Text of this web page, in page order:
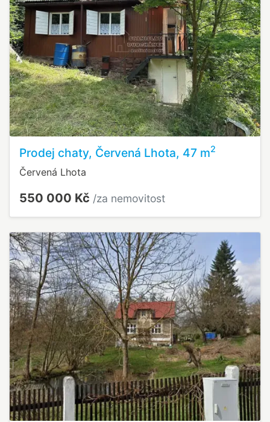
Prodej chaty, Červená Lhota, 47 m2
Červená Lhota
550 000 Kč /za nemovitost